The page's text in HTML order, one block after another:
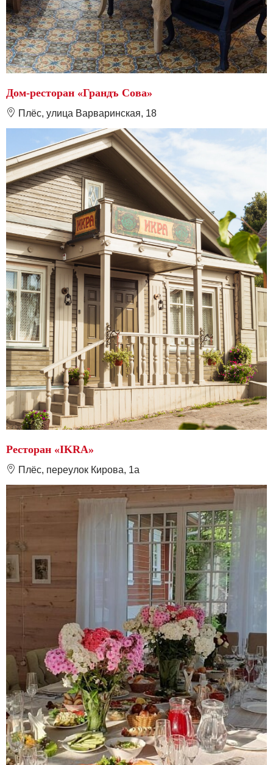
Дом-ресторан «Грандъ Сова»
❽ Плёс, улица Варваринская, 18
Ресторан «IKRA»
❽ Плёс, переулок Кирова, 1а